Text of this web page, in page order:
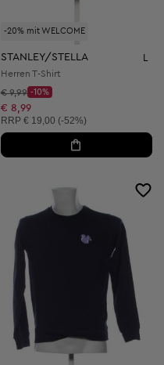
-20% mit WELCOME
STANLEY/STELLA L
Herren T-Shirt
Startpreis:
€ 9,99
Discount Price:
-10%
Reduzierter Preis:
€ 8,99
Unverbindliche Preisempfehlung:
RRP € 19,00 (-52%)